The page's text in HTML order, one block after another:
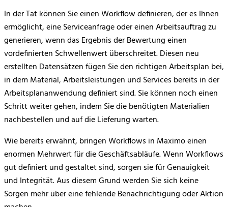
In der Tat können Sie einen Workflow definieren, der es Ihnen
ermöglicht, eine Serviceanfrage oder einen Arbeitsauftrag zu
generieren, wenn das Ergebnis der Bewertung einen
vordefinierten Schwellenwert überschreitet. Diesen neu
erstellten Datensätzen fügen Sie den richtigen Arbeitsplan bei,
in dem Material, Arbeitsleistungen und Services bereits in der
Arbeitsplananwendung definiert sind. Sie können noch einen
Schritt weiter gehen, indem Sie die benötigten Materialien
nachbestellen und auf die Lieferung warten.
Wie bereits erwähnt, bringen Workflows in Maximo einen
enormen Mehrwert für die Geschäftsabläufe. Wenn Workflows
gut definiert und gestaltet sind, sorgen sie für Genauigkeit
und Integrität. Aus diesem Grund werden Sie sich keine
Sorgen mehr über eine fehlende Benachrichtigung oder Aktion